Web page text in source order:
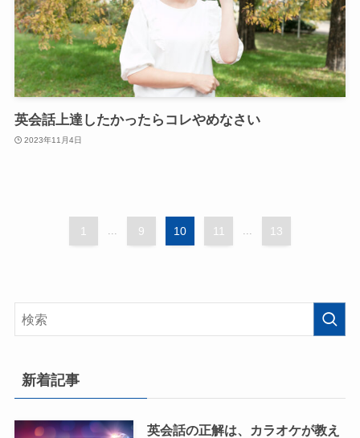
英会話上達したかったらコレやめなさい
2023年11月4日
1 ... 9 10 11 ... 13
新着記事
英会話の正解は、カラオケが教え